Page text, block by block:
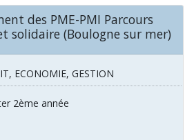
des PME-PMI Parcours
solidaire (Boulogne sur mer)
ECONOMIE, GESTION
2ème année